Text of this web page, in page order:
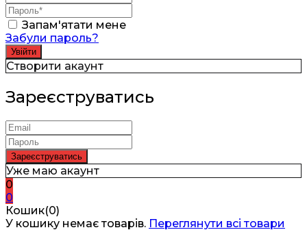
Запам'ятати мене
Забули пароль?
Створити акаунт
Зареєструватись
Уже маю акаунт
0
0
Кошик(0)
У кошику немає товарів. Переглянути всі товари